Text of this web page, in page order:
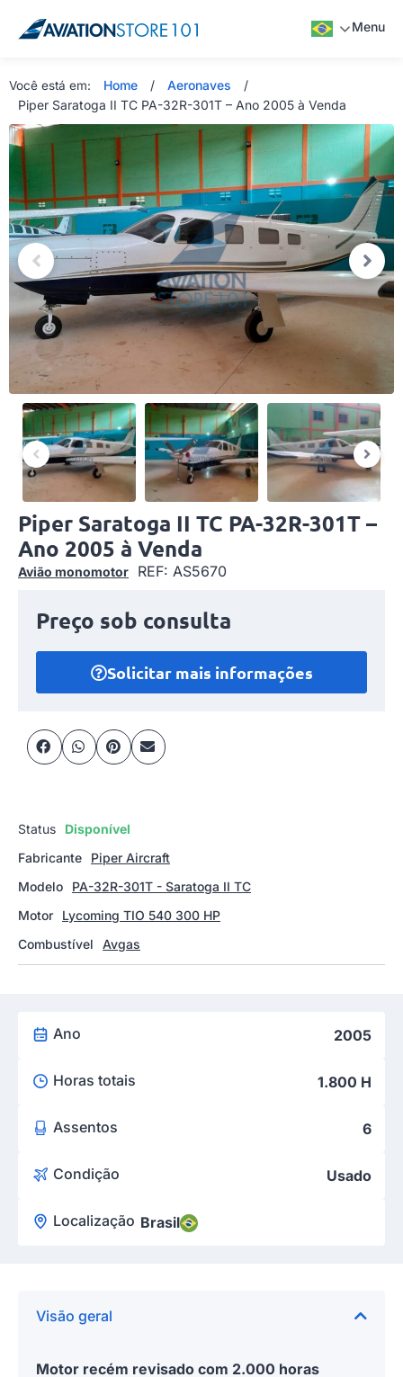
Menu
Você está em: Home / Aeronaves
/
Piper Saratoga II TC PA-32R-301T – Ano 2005 à Venda
Piper Saratoga II TC PA-32R-301T –
Ano 2005 à Venda
Avião monomotor REF: AS5670
Preço sob consulta
Solicitar mais informações
Status
Disponível
Fabricante
Piper Aircraft
Modelo
PA-32R-301T - Saratoga II TC
Motor
Lycoming TIO 540 300 HP
Combustível
Avgas
Ano 2005
Horas totais 1.800 H
Assentos 6
Condição Usado
Localização Brasil
Visão geral
Motor recém revisado com 2.000 horas